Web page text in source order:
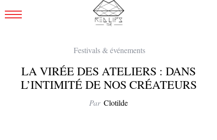
Festivals & événements
LA VIRÉE DES ATELIERS : DANS
L’INTIMITÉ DE NOS CRÉATEURS
Par Clotilde